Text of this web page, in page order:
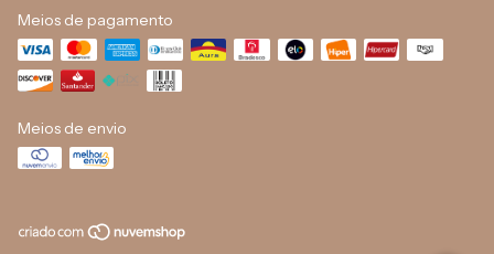
Meios de pagamento
Meios de envio